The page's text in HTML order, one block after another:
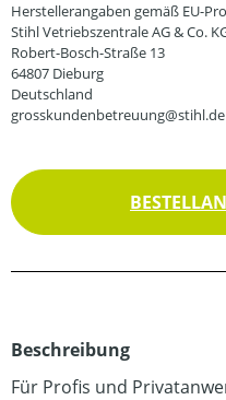
Herstellerangaben gemäß EU-
Stihl Vetriebszentrale AG & Co.
Robert-Bosch-Straße 13
64807 Dieburg
Deutschland
grosskundenbetreuung@stihl.de
Beschreibung
Für Profis und